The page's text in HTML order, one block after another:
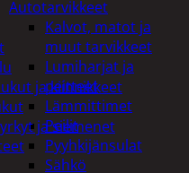
Autotarvikkeet
Kalvot, matot ja
muut tarvikkeet
Lumiharjat ja
peitteet
Lämmittimet
Peilit
Pyyhkijänsulat
Sähkö
ja kiinnikkeet
ja siemenet